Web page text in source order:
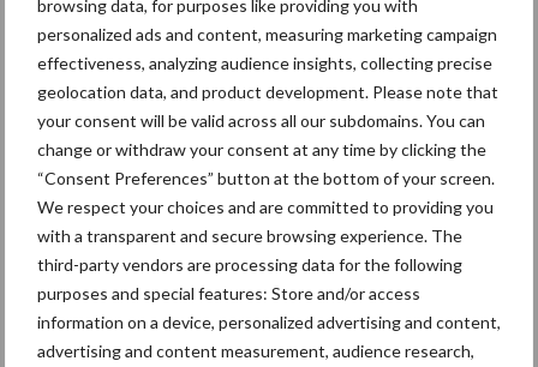
browsing data, for purposes like providing you with
personalized ads and content, measuring marketing campaign
effectiveness, analyzing audience insights, collecting precise
geolocation data, and product development. Please note that
your consent will be valid across all our subdomains. You can
change or withdraw your consent at any time by clicking the
“Consent Preferences” button at the bottom of your screen.
We respect your choices and are committed to providing you
with a transparent and secure browsing experience. The
third-party vendors are processing data for the following
purposes and special features: Store and/or access
information on a device, personalized advertising and content,
advertising and content measurement, audience research,
Bovenop de Integrale Melkprijs kunnen leden van
FrieslandCampina een aanvullende Contante Nabetaling
ontvangen, waarvan de hoogte afhankelijk is van het resultaat
van FrieslandCampina en het reserveringsbeleid.
Bron:FrieslandCampina
Aanbevolen voor jou!
“Vraag naar praktische
hygieneoplossingen is in
Polen groter dan ooit”